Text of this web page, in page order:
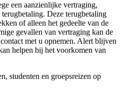
een aanzienlijke vertraging,
Deze terugbetaling
of alleen het gedeelte van de
gevallen van vertraging kan de
met u opnemen. Alert blijven
helpen bij het voorkomen van
studenten en groepsreizen op